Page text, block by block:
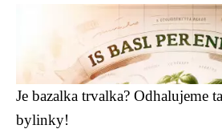
Je bazalka trvalka? Odhalujeme
bylinky!